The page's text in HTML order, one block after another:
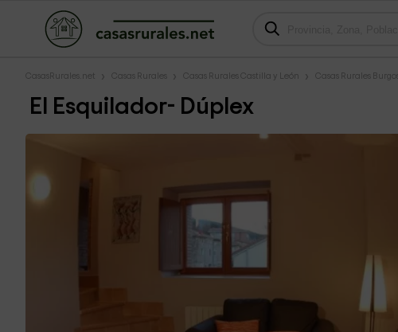
CasasRurales.net Casas Rurales Casas Rurales Castilla y León Casas Rurales Burgos
El Esquilador- Dúplex